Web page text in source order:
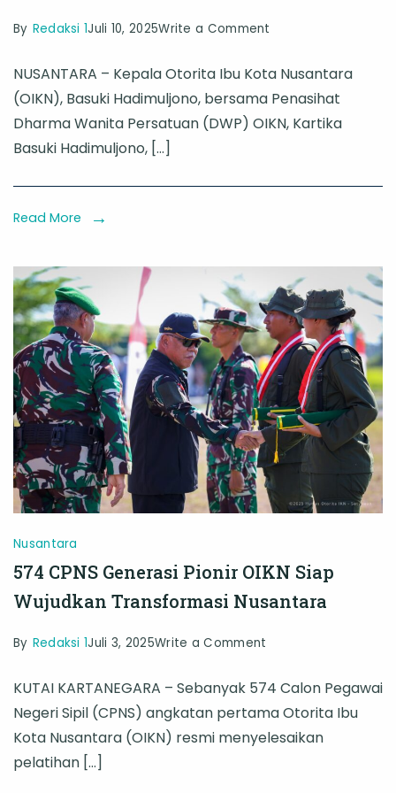
By Redaksi 1Juli 10, 2025Write a Comment
Hijau
Nusantara:
Seruni
Merah
Pohon
untuk
Masa
Depan
IKN
NUSANTARA – Kepala Otorita Ibu Kota Nusantara
(OIKN), Basuki Hadimuljono, bersama Penasihat
Dharma Wanita Persatuan (DWP) OIKN, Kartika
Basuki Hadimuljono, […]
Read More
Nusantara
574 CPNS Generasi Pionir OIKN Siap
Wujudkan Transformasi Nusantara
By Redaksi 1Juli 3, 2025Write a Comment
CPNS
Generasi
Pionir
KUTAI KARTANEGARA – Sebanyak 574 Calon Pegawai
Negeri Sipil (CPNS) angkatan pertama Otorita Ibu
Kota Nusantara (OIKN) resmi menyelesaikan
pelatihan […]